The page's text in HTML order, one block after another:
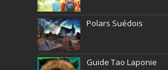
Polars Suédois
Guide Tao Laponie